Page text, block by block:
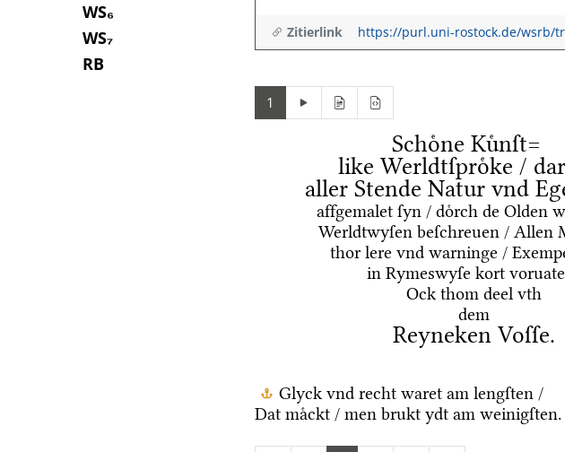
WS₆
WS₇
RB
Zitierlink https://purl.uni-rostock.de/wsrb/
1
Schoͤne Kuͤnſt=
like Werldtſproͤke /
aller Stende Natur vnd
affgemalet ſyn / doͤrch de Olden
Werldtwyſen beſchreuen / Allen
thor lere vnd warninge /
in Rymeswyſe kort
Ock thom deel vth
dem
Reyneken Voſſe.
Glyck vnd recht waret am lengſten /
Dat maͤckt / men brukt ydt am weinigſten.